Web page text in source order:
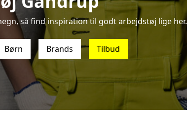
så find inspiration til godt arbejdstøj lige her.
Børn Brands Tilbud